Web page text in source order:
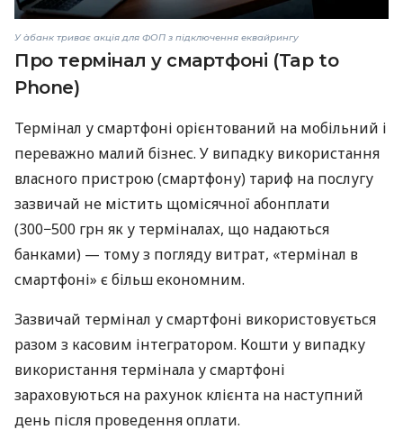
У àбанк триває акція для ФОП з підключення еквайрингу
Про термінал у смартфоні (Tap to
Phone)
Термінал у смартфоні орієнтований на мобільний і
переважно малий бізнес. У випадку використання
власного пристрою (смартфону) тариф на послугу
зазвичай не містить щомісячної абонплати
(300−500 грн як у терміналах, що надаються
банками) — тому з погляду витрат, «термінал в
смартфоні» є більш економним.
Зазвичай термінал у смартфоні використовується
разом з касовим інтегратором. Кошти у випадку
використання термінала у смартфоні
зараховуються на рахунок клієнта на наступний
день після проведення оплати.